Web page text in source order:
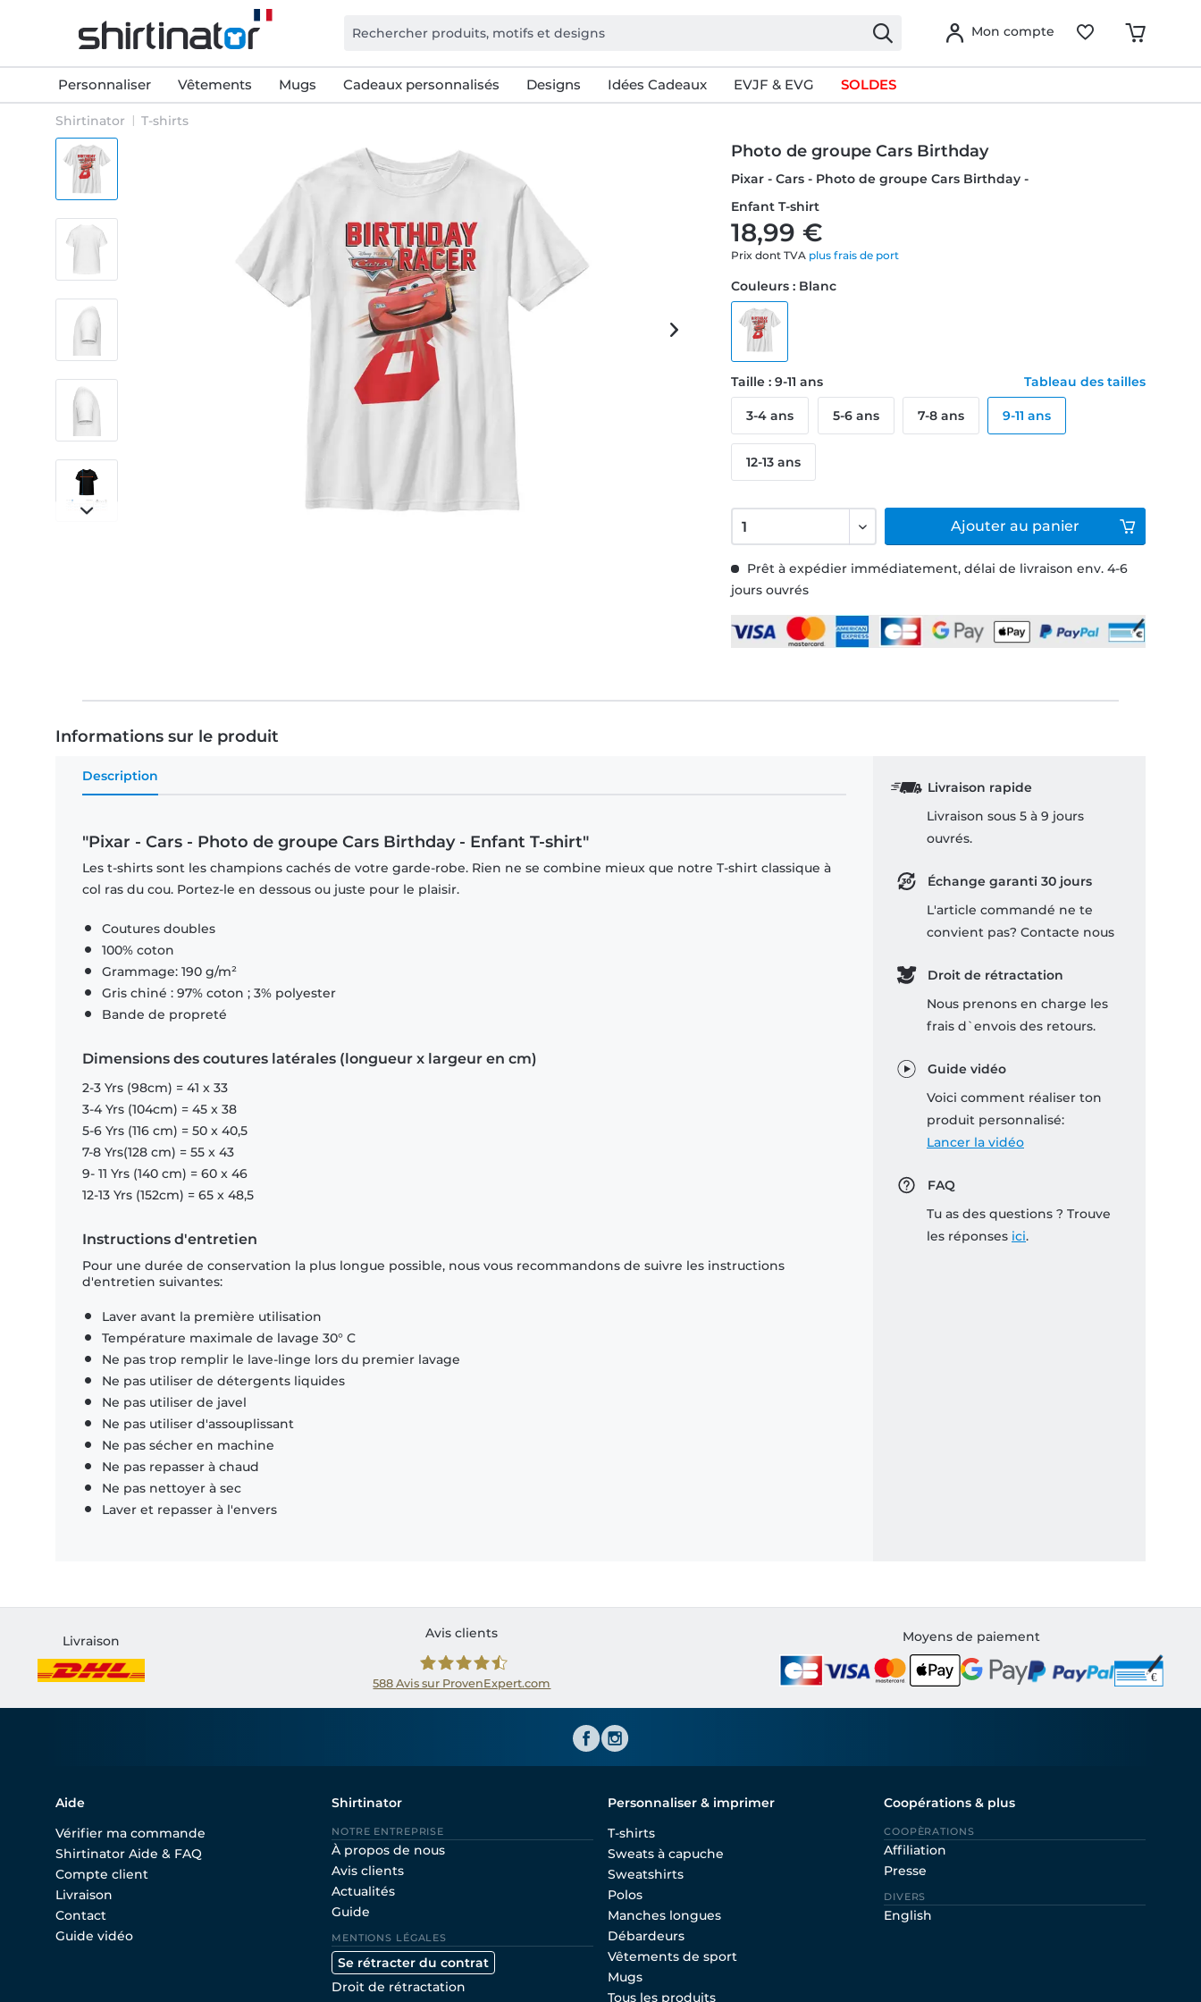
Mon compte
Personnaliser Vêtements Mugs Cadeaux personnalisés Designs Idées Cadeaux EVJF & EVG SOLDES
Shirtinator T-shirts
Photo de groupe Cars Birthday
Pixar - Cars - Photo de groupe Cars Birthday -
Enfant T-shirt
18,99 €
Prix dont TVA plus frais de port
Prêt à expédier immédiatement, délai de livraison env. 4-6
jours ouvrés
Couleurs : Blanc
Taille : 9-11 ans Tableau des tailles
3-4 ans 5-6 ans 7-8 ans 9-11 ans
12-13 ans
Ajouter au panier
Informations sur le produit
Description
"Pixar - Cars - Photo de groupe Cars Birthday - Enfant T-shirt"
Les t-shirts sont les champions cachés de votre garde-robe. Rien ne se combine mieux que notre T-shirt classique à
col ras du cou. Portez-le en dessous ou juste pour le plaisir.
Coutures doubles
100% coton
Grammage: 190 g/m²
Gris chiné : 97% coton ; 3% polyester
Bande de propreté
Dimensions des coutures latérales (longueur x largeur en cm)
2-3 Yrs (98cm) = 41 x 33
3-4 Yrs (104cm) = 45 x 38
5-6 Yrs (116 cm) = 50 x 40,5
7-8 Yrs(128 cm) = 55 x 43
9- 11 Yrs (140 cm) = 60 x 46
12-13 Yrs (152cm) = 65 x 48,5
Instructions d'entretien
Pour une durée de conservation la plus longue possible, nous vous recommandons de suivre les instructions
d'entretien suivantes:
Laver avant la première utilisation
Température maximale de lavage 30° C
Ne pas trop remplir le lave-linge lors du premier lavage
Ne pas utiliser de détergents liquides
Ne pas utiliser de javel
Ne pas utiliser d'assouplissant
Ne pas sécher en machine
Ne pas repasser à chaud
Ne pas nettoyer à sec
Laver et repasser à l'envers
Livraison rapide
Livraison sous 5 à 9 jours
ouvrés.
Échange garanti 30 jours
L'article commandé ne te
convient pas? Contacte nous
Droit de rétractation
Nous prenons en charge les
frais d`envois des retours.
Guide vidéo
Voici comment réaliser ton
produit personnalisé:
Lancer la vidéo
FAQ
Tu as des questions ? Trouve
les réponses ici.
Livraison
Avis clients
588Avis sur ProvenExpert.com
Moyens de paiement
Aide
Vérifier ma commande
Shirtinator Aide & FAQ
Compte client
Livraison
Contact
Guide vidéo
Shirtinator
NOTRE ENTREPRISE
À propos de nous
Avis clients
Actualités
Guide
MENTIONS LÉGALES
Se rétracter du contrat
Droit de rétractation
Personnaliser & imprimer
T-shirts
Sweats à capuche
Sweatshirts
Polos
Manches longues
Débardeurs
Vêtements de sport
Mugs
Tous les produits
Coopérations & plus
COOPÈRATIONS
Affiliation
Presse
DIVERS
English